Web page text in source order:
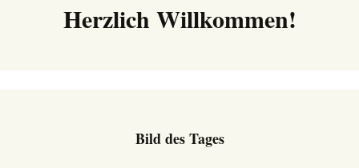
Herzlich Willkommen!
Bild des Tages